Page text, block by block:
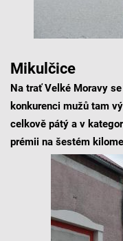
Mikulčice
Na trať Velké Moravy
konkurenci mužů tam
celkově pátý a v
prémii na šestém